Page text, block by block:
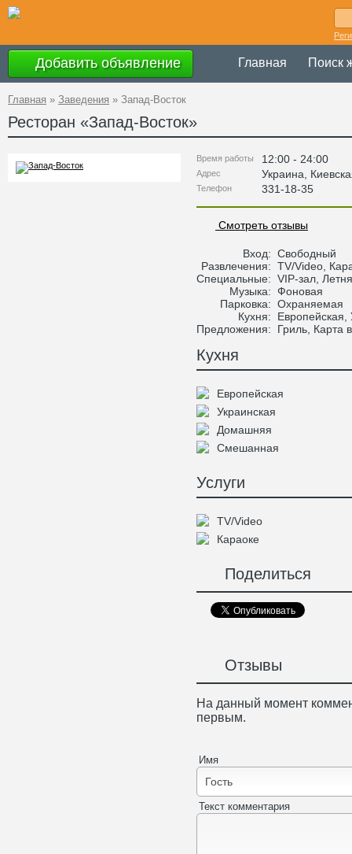
Добавить объявление Главная Поиск
Главная » Заведения » Запад-Восток
Ресторан «Запад-Восток»
Время работы 12:00 - 24:00
Адрес Украина
Телефон 331-18-35
Смотреть отзывы
Вход: Свободный
Развлечения: TV/Video,
Специальные: VIP-зал,
Музыка: Фоновая
Парковка: Охраняемая
Кухня:
Предложения:
Гриль, Карта
Кухня
Европейская
Украинская
Домашняя
Смешанная
Услуги
TV/Video
Караоке
Поделиться
Отзывы
На данный момент
первым.
Имя
Текст комментария